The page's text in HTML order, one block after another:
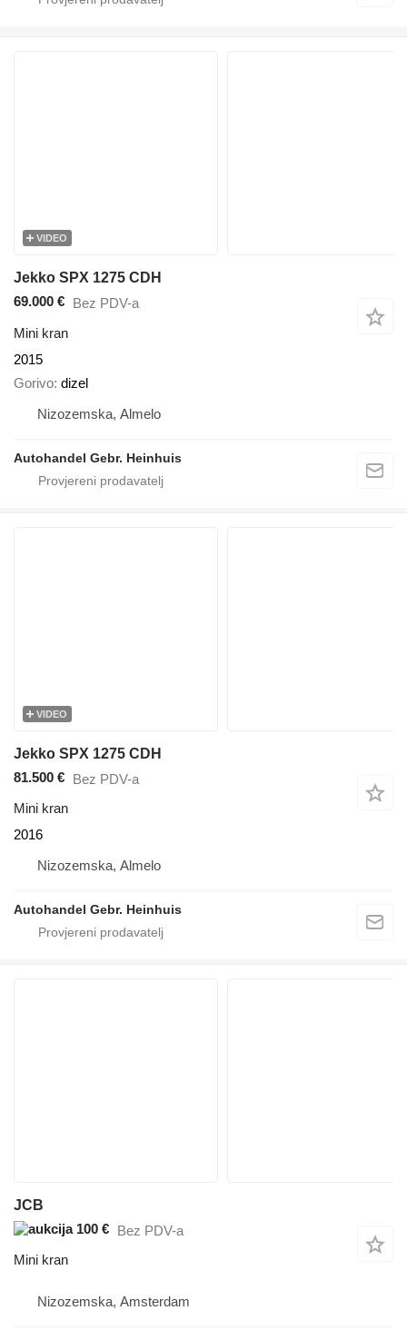
VIDEO
Jekko SPX 1275 CDH
69.000 € Bez PDV-a
Mini kran
2015
Gorivo dizel
Nizozemska, Almelo
Autohandel Gebr. Heinhuis
VIDEO
Jekko SPX 1275 CDH
81.500 € Bez PDV-a
Mini kran
2016
Nizozemska, Almelo
Autohandel Gebr. Heinhuis
JCB
100 € Bez PDV-a
Mini kran
Nizozemska, Amsterdam